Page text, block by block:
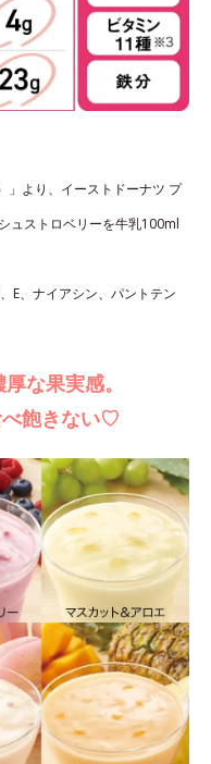
より、イーストドーナツ プ
ュストロベリーを牛乳100ml
E、ナイアシン、パントテン
な果実感。
べ飽きない♡